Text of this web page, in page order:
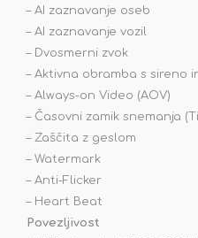
– AI zaznavanje oseb
– AI zaznavanje vozil
– Dvosmerni zvok
– Aktivna obramba s sireno
– Always-on Video (AOV)
– Časovni zamik snemanja
– Zaščita z geslom
– Watermark
– Anti-Flicker
– Heart Beat
Povezljivost